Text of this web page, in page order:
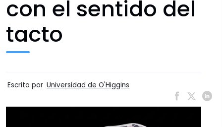
con el sentido del
tacto
Escrito por Universidad de O'Higgins